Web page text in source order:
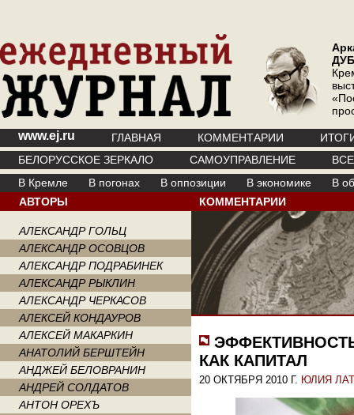
www.ej.ru ГЛАВНАЯ КОММЕНТАРИИ
БЕЛОРУССКОЕ ЗЕРКАЛО
САМОУПРАВЛЕНИЕ
В Кремле
В погонах В оппозиции В экономике
В
АВТОРЫ
АЛЕКСАНДР ГОЛЬЦ
АЛЕКСАНДР ОСОВЦОВ
АЛЕКСАНДР ПОДРАБИНЕК
АЛЕКСАНДР РЫКЛИН
АЛЕКСАНДР ЧЕРКАСОВ
АЛЕКСЕЙ КОНДАУРОВ
АЛЕКСЕЙ МАКАРКИН
АНАТОЛИЙ БЕРШТЕЙН
АНДЖЕЙ БЕЛОВРАНИН
АНДРЕЙ СОЛДАТОВ
АНТОН ОРЕХЪ
КОММЕНТАРИИ
КАК КАПИТАЛ
20 ОКТЯБРЯ 2010 Г. ЮЛИЯ